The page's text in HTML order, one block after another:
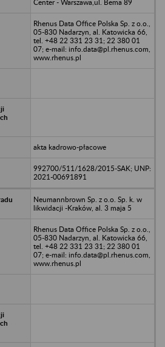
Center - Warszawa,ul. Bema 89
Rhenus Data Office Polska Sp. z o.o.,
05-830 Nadarzyn, al. Katowicka 66,
tel. +48 22 331 23 31; 22 380 01
07; e-mail: info.data@pl.rhenus.com,
www.rhenus.pl
akta kadrowo-płacowe
992700/511/1628/2015-SAK; UNP:
2021-00691891
Neumannbrown Sp. z o.o. Sp. k. w
likwidacji -Kraków, al. 3 maja 5
Rhenus Data Office Polska Sp. z o.o.,
05-830 Nadarzyn, al. Katowicka 66,
tel. +48 22 331 23 31; 22 380 01
07; e-mail: info.data@pl.rhenus.com,
www.rhenus.pl